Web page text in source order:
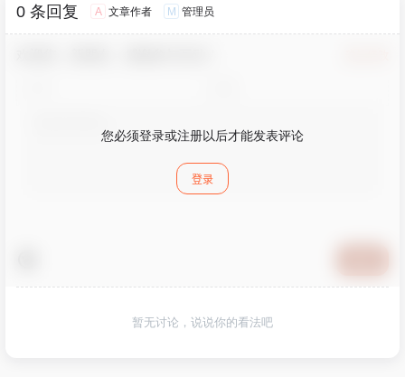
0 条回复 A 文章作者 M 管理员
您必须登录或注册以后才能发表评论
登录
暂无讨论，说说你的看法吧